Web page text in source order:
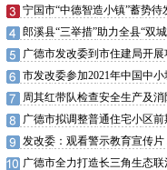
宁国市“中德智造小镇”蓄势待
郎溪县“三举措”助力全县“双
广德市发改委到市住建局开展
市发改委参加2021年中国中
周其红带队检查安全生产及消
广德市拟调整普通住宅小区前
发改委：观看警示教育宣传片
广德市全力打造长三角生态联